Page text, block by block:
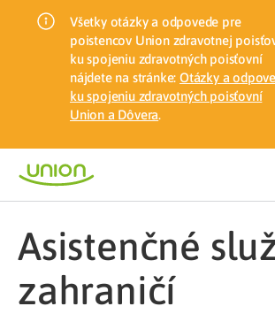
Všetky otázky a odpovede pre
poistencov Union zdravotnej
ku spojeniu zdravotných poisťovní
nájdete na stránke: Otázky a
ku spojeniu zdravotných poisťovní
Union a Dôvera.
asistenčné služby v
zahraničí